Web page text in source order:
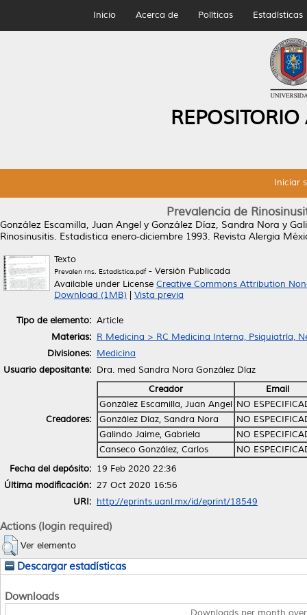
Inicio Acerca de Políticas Estadísticas
Iniciar
Prevalencia de
González Escamilla, Juan Angel y González Díaz, Sandra Nora y
Rinosinusitis. Estadistica enero-diciembre 1993. Revista Alergia
Texto
Prevalen rns. Estadistica.pdf- Versión Publicada
Available under License Creative Commons Attribution
Download (1MB)
Vista previa
Tipo de elemento: Article
Materias: R Medicina > RC Medicina Interna, Psiquiatría,
Divisiones: Medicina
Usuario depositante: Dra. med Sandra Nora González Díaz
Creadores:
Creador
Email
González Escamilla, Juan Angel NO
González Díaz, Sandra Nora
NO
Galindo Jaime, Gabriela
NO
Canseco González, Carlos
NO
Fecha del depósito: 19 Feb 2020 22:36
Última modificación: 27 Oct 2020 16:56
URI: http://eprints.uanl.mx/id/eprint/18549
Actions (login required)
Ver elemento
Descargar estadísticas
Downloads
Downloads per month